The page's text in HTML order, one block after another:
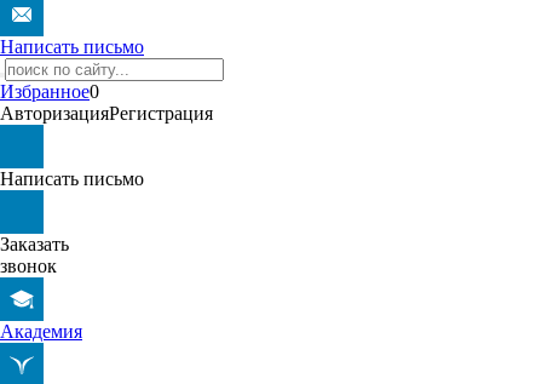
Написать письмо
Избранное0
АвторизацияРегистрация
Написать письмо
Заказать
звонок
Академия